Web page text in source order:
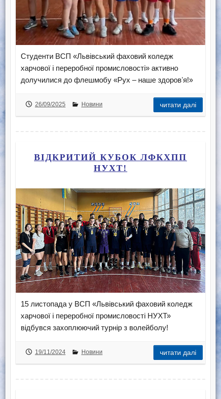
Студенти ВСП «Львівський фаховий коледж
харчової і переробної промисловості» активно
долучилися до флешмобу «Рух – наше здоровʼя!»
26/09/2025 Новини читати далі
ВІДКРИТИЙ КУБОК ЛФКХПП
НУХТ!
15 листопада у ВСП «Львівський фаховий коледж
харчової і переробної промисловості НУХТ»
відбувся захоплюючий турнір з волейболу!
19/11/2024 Новини читати далі